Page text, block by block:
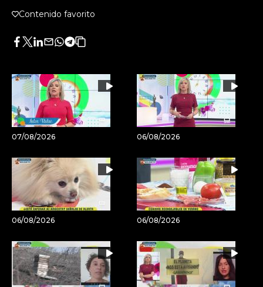
Contenido favorito
Facebook
Twitter
LinkedIn
Enviar
Whatsapp
Telegram
Copiar
artículo
07/08/2026 06/08/2026
06/08/2026 06/08/2026